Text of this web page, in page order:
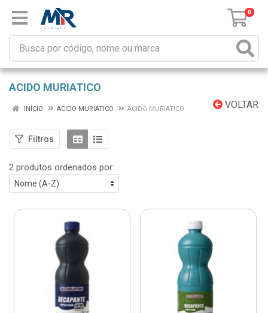
0
ACIDO MURIATICO
VOLTAR
INÍCIO ACIDO MURIATICO ACIDO MURIATICO
Filtros
2 produtos ordenados por: